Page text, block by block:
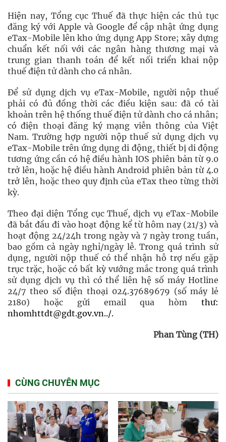
Hiện nay, Tổng cục Thuế đã thực hiện các thủ tục
đăng ký với Apple và Google để cập nhật ứng dụng
eTax-Mobile lên kho ứng dụng App Store; xây dựng
chuẩn kết nối với các ngân hàng thương mại và
trung gian thanh toán để kết nối triển khai nộp
thuế điện tử dành cho cá nhân.
Để sử dụng dịch vụ eTax-Mobile, người nộp thuế
phải có đủ đồng thời các điều kiện sau: đã có tài
khoản trên hệ thống thuế điện tử dành cho cá nhân;
có điện thoại đăng ký mạng viễn thông của Việt
Nam. Trường hợp người nộp thuế sử dụng dịch vụ
eTax-Mobile trên ứng dụng di động, thiết bị di động
tương ứng cần có hệ điều hành IOS phiên bản từ 9.0
trở lên, hoặc hệ điều hành Android phiên bản từ 4.0
trở lên, hoặc theo quy định của eTax theo từng thời
kỳ.
Theo đại diện Tổng cục Thuế, dịch vụ eTax-Mobile
đã bắt đầu đi vào hoạt động kể từ hôm nay (21/3) và
hoạt động 24/24h trong ngày và 7 ngày trong tuần,
bao gồm cả ngày nghỉ/ngày lễ. Trong quá trình sử
dụng, người nộp thuế có thể nhận hỗ trợ nếu gặp
trục trặc, hoặc có bất kỳ vướng mắc trong quá trình
sử dụng dịch vụ thì có thể liên hệ số máy Hotline
24/7 theo số điện thoại 024.37689679 (số máy lẻ
2180) hoặc gửi email qua hòm thư:
nhomhttdt@gdt.gov.vn../.
Phan Tùng (TH)
CÙNG CHUYÊN MỤC